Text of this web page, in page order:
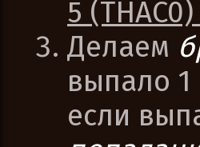
5
Делаем
выпало 1
если